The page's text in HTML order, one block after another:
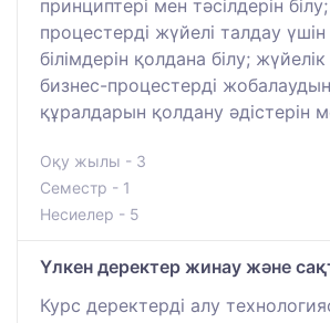
принциптері мен тәсілдерін
процестерді жүйелі талдау үшін
білімдерін қолдана білу;
бизнес-процестерді
құралдарын қолдану әдістерін
Оқу жылы - 3
Семестр - 1
Несиелер - 5
Үлкен деректер жинау және
Курс деректерді алу